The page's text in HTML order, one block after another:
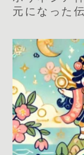
元になった